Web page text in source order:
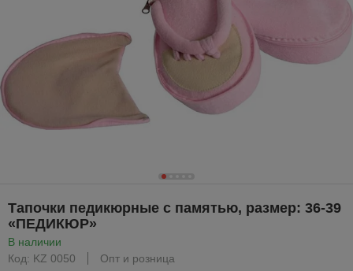
Тапочки педикюрные с памятью, размер: 36-39
«ПЕДИКЮР»
В наличии
Код: KZ 0050
Опт и розница